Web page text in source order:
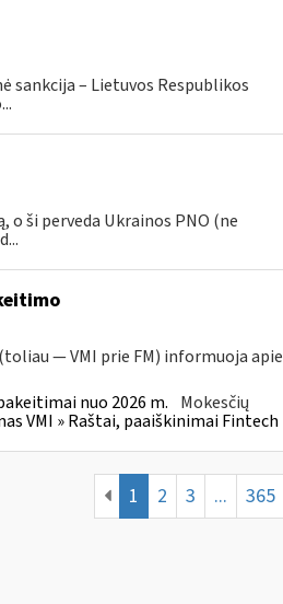
sankcija – Lietuvos Respublikos
ši perveda Ukrainos PNO (ne
(toliau — VMI prie FM) informuoja apie
nuo 2026 m. Mokesčių
VMI » Raštai, paaiškinimai Fintech
1 2 3 ... 365